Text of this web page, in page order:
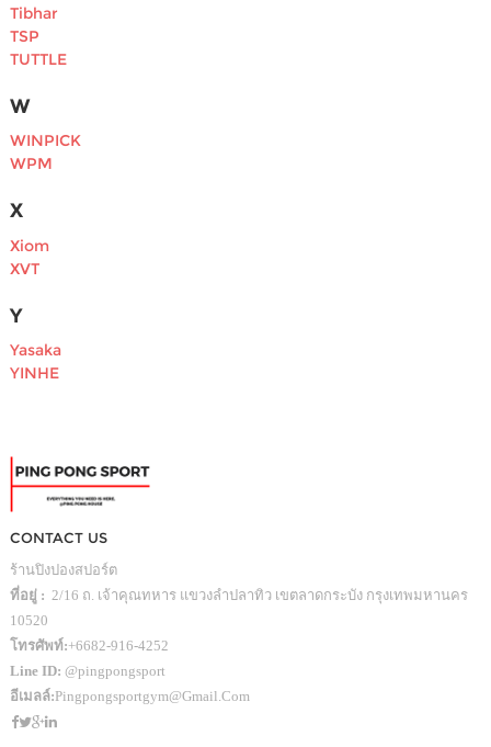
Tibhar
TSP
TUTTLE
W
WINPICK
WPM
X
Xiom
XVT
Y
Yasaka
YINHE
CONTACT US
ร้านปิงปองสปอร์ต
ที่อยู่ : 2/16 ถ. เจ้าคุณทหาร แขวงลำปลาทิว เขตลาดกระบัง กรุงเทพมหานคร
10520
โทรศัพท์:+6682-916-4252
Line ID: @pingpongsport
อีเมลล์:Pingpongsportgym@gmail.com